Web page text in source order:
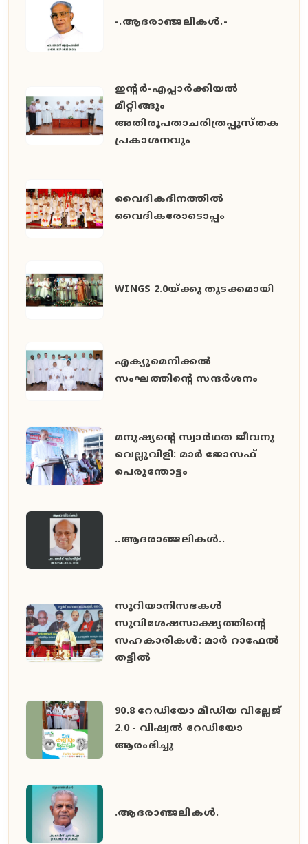
-.ആദരാഞ്ജലികൾ.-
ഇൻ്റർ-എപ്പാർക്കിയൽ
മീറ്റിങ്ങും
അതിരൂപതാചരിത്രപ്പുസ്തക
പ്രകാശനവും
വൈദികദിനത്തിൽ
വൈദികരോടൊപ്പം
WINGS 2.0യ്ക്കു തുടക്കമായി
എക്യുമെനിക്കൽ
സംഘത്തിന്റെ സന്ദർശനം
മനുഷ്യൻ്റെ സ്വാർഥത ജീവനു
വെല്ലുവിളി: മാർ ജോസഫ്
പെരുന്തോട്ടം
..ആദരാഞ്ജലികൾ..
സുറിയാനിസഭകൾ
സുവിശേഷസാക്ഷ്യത്തിൻ്റെ
സഹകാരികൾ: മാർ റാഫേൽ
തട്ടിൽ
90.8 റേഡിയോ മീഡിയ വില്ലേജ്
2.0 - വിഷ്വൽ റേഡിയോ
ആരംഭിച്ചു
.ആദരാഞ്ജലികൾ.